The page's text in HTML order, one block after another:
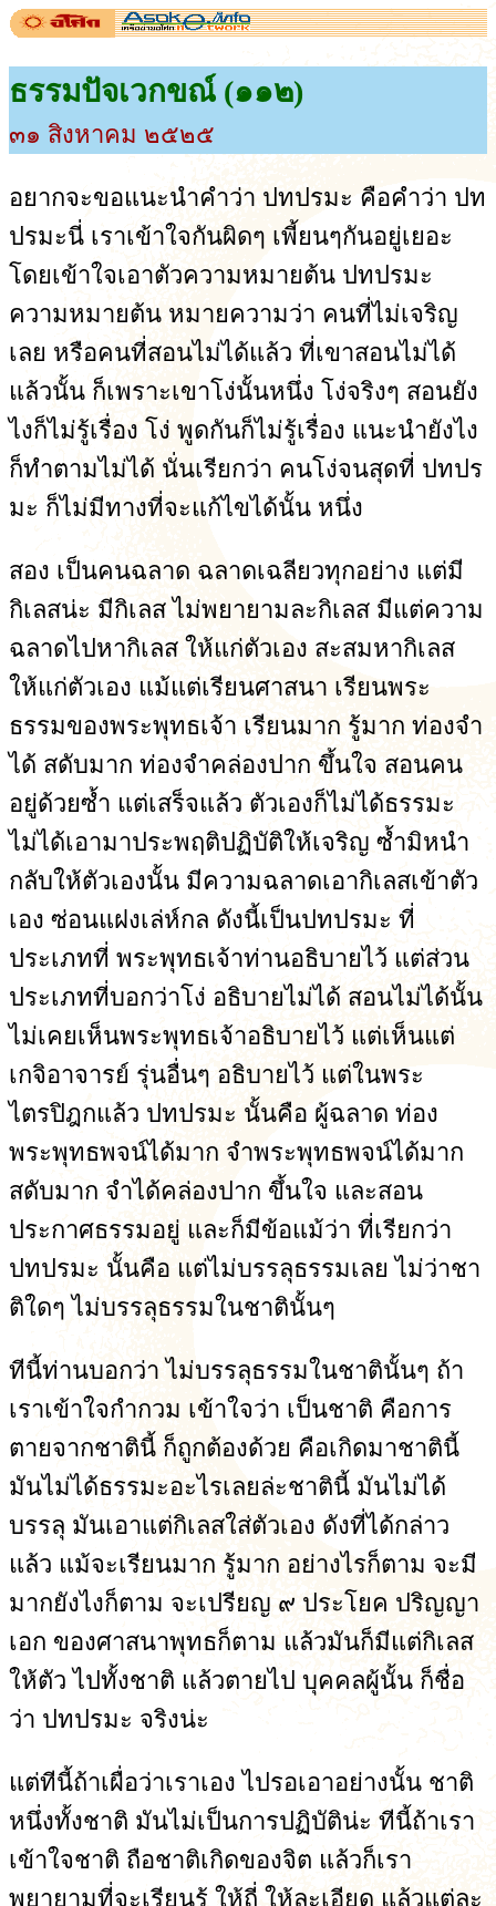
ธรรมปัจเวกขณ์ (๑๑๒)
๓๑ สิงหาคม ๒๕๒๕
อยากจะขอแนะนำคำว่า ปทปรมะ คือคำว่า ปท
ปรมะนี่ เราเข้าใจกันผิดๆ เพี้ยนๆกันอยู่เยอะ
โดยเข้าใจเอาตัวความหมายต้น ปทปรมะ
ความหมายต้น หมายความว่า คนที่ไม่เจริญ
เลย หรือคนที่สอนไม่ได้แล้ว ที่เขาสอนไม่ได้
แล้วนั้น ก็เพราะเขาโง่นั้นหนึ่ง โง่จริงๆ สอนยัง
ไงก็ไม่รู้เรื่อง โง่ พูดกันก็ไม่รู้เรื่อง แนะนำยังไง
ก็ทำตามไม่ได้ นั่นเรียกว่า คนโง่จนสุดที่ ปทปร
มะ ก็ไม่มีทางที่จะแก้ไขได้นั้น หนึ่ง
สอง เป็นคนฉลาด ฉลาดเฉลียวทุกอย่าง แต่มี
กิเลสน่ะ มีกิเลส ไม่พยายามละกิเลส มีแต่ความ
ฉลาดไปหากิเลส ให้แก่ตัวเอง สะสมหากิเลส
ให้แก่ตัวเอง แม้แต่เรียนศาสนา เรียนพระ
ธรรมของพระพุทธเจ้า เรียนมาก รู้มาก ท่องจำ
ได้ สดับมาก ท่องจำคล่องปาก ขึ้นใจ สอนคน
อยู่ด้วยซ้ำ แต่เสร็จแล้ว ตัวเองก็ไม่ได้ธรรมะ
ไม่ได้เอามาประพฤติปฏิบัติให้เจริญ ซ้ำมิหนำ
กลับให้ตัวเองนั้น มีความฉลาดเอากิเลสเข้าตัว
เอง ซ่อนแฝงเล่ห์กล ดังนี้เป็นปทปรมะ ที่
ประเภทที่ พระพุทธเจ้าท่านอธิบายไว้ แต่ส่วน
ประเภทที่บอกว่าโง่ อธิบายไม่ได้ สอนไม่ได้นั้น
ไม่เคยเห็นพระพุทธเจ้าอธิบายไว้ แต่เห็นแต่
เกจิอาจารย์ รุ่นอื่นๆ อธิบายไว้ แต่ในพระ
ไตรปิฎกแล้ว ปทปรมะ นั้นคือ ผู้ฉลาด ท่อง
พระพุทธพจน์ได้มาก จำพระพุทธพจน์ได้มาก
สดับมาก จำได้คล่องปาก ขึ้นใจ และสอน
ประกาศธรรมอยู่ และก็มีข้อแม้ว่า ที่เรียกว่า
ปทปรมะ นั้นคือ แต่ไม่บรรลุธรรมเลย ไม่ว่าชา
ติใดๆ ไม่บรรลุธรรมในชาตินั้นๆ
ทีนี้ท่านบอกว่า ไม่บรรลุธรรมในชาตินั้นๆ ถ้า
เราเข้าใจกำกวม เข้าใจว่า เป็นชาติ คือการ
ตายจากชาตินี้ ก็ถูกต้องด้วย คือเกิดมาชาตินี้
มันไม่ได้ธรรมะอะไรเลยล่ะชาตินี้ มันไม่ได้
บรรลุ มันเอาแต่กิเลสใส่ตัวเอง ดังที่ได้กล่าว
แล้ว แม้จะเรียนมาก รู้มาก อย่างไรก็ตาม จะมี
มากยังไงก็ตาม จะเปรียญ ๙ ประโยค ปริญญา
เอก ของศาสนาพุทธก็ตาม แล้วมันก็มีแต่กิเลส
ให้ตัว ไปทั้งชาติ แล้วตายไป บุคคลผู้นั้น ก็ชื่อ
ว่า ปทปรมะ จริงน่ะ
แต่ทีนี้ถ้าเผื่อว่าเราเอง ไปรอเอาอย่างนั้น ชาติ
หนึ่งทั้งชาติ มันไม่เป็นการปฏิบัติน่ะ ทีนี้ถ้าเรา
เข้าใจชาติ ถือชาติเกิดของจิต แล้วก็เรา
พยายามที่จะเรียนรู้ ให้ถี่ ให้ละเอียด แล้วแต่ละ